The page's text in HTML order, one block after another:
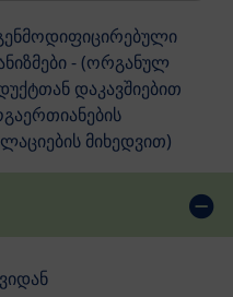
- (ორგანულ
დაკავშიებით
მიხედვით)